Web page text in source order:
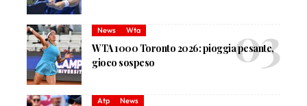
News Wta
WTA 1000 Toronto 2026: pioggia pesante,
gioco sospeso
Atp News